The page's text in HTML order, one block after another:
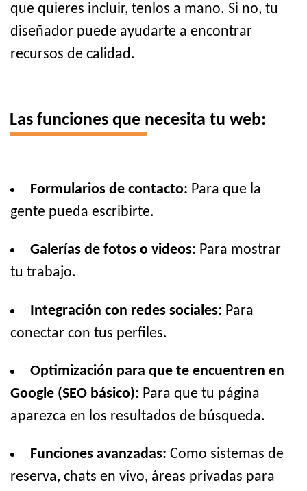
que quieres incluir, tenlos a mano. Si no, tu
diseñador puede ayudarte a encontrar
recursos de calidad.
Las funciones que necesita tu web:
Formularios de contacto: Para que la
gente pueda escribirte.
Galerías de fotos o videos: Para mostrar
tu trabajo.
Integración con redes sociales: Para
conectar con tus perfiles.
Optimización para que te encuentren en
Google (SEO básico): Para que tu página
aparezca en los resultados de búsqueda.
Funciones avanzadas: Como sistemas de
reserva, chats en vivo, áreas privadas para